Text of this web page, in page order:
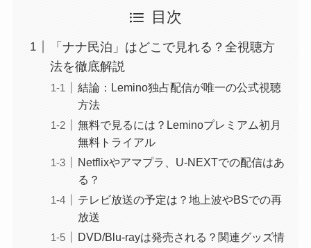
目次
「ナナ民泊」はどこで見れる？全視聴方
法を徹底解説
結論：Lemino独占配信が唯一の公式視聴
方法
無料で見るには？Leminoプレミアム初月
無料トライアル
Netflixやアマプラ、U-NEXTでの配信はあ
る？
テレビ放送の予定は？地上波やBSでの再
放送
DVD/Blu-rayは発売される？関連グッズ情